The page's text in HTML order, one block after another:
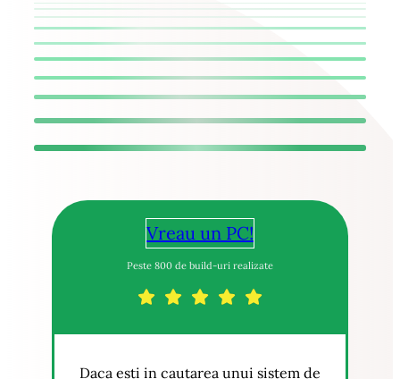
Vreau un PC!
Peste 800 de build-uri realizate
Daca esti in cautarea unui sistem de